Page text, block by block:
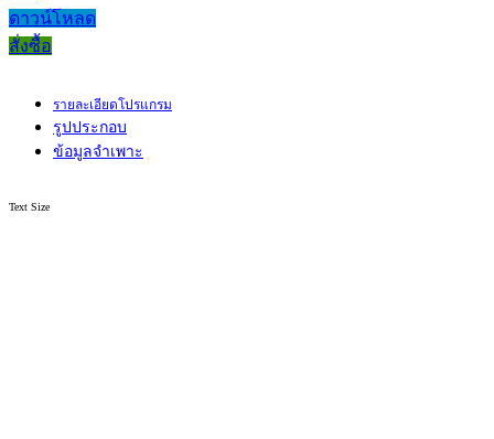
ดาวน์โหลด
สั่งซื้อ
รายละเอียดโปรแกรม
รูปประกอบ
ข้อมูลจำเพาะ
Text Size